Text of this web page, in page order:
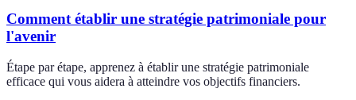
Comment établir une stratégie patrimoniale pour
l'avenir
Étape par étape, apprenez à établir une stratégie patrimoniale
efficace qui vous aidera à atteindre vos objectifs financiers.